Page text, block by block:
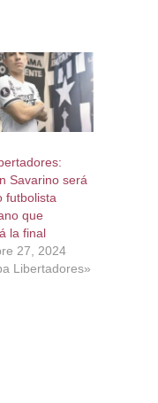
Savarino será
futbolista
que
la final
27, 2024
Libertadores»